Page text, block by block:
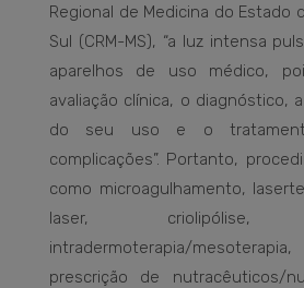
Regional de Medicina do Estado
Sul (CRM-MS), “a luz intensa
aparelhos de uso médico,
avaliação clínica, o diagnóstico,
do seu uso e o
complicações”. Portanto,
como microagulhamento,
laser, criolipólise,
intradermoterapia/
prescrição de nutracêuticos/